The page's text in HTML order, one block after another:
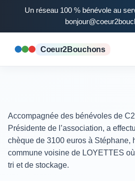
Un réseau 100 % bénévole au
Coeur2Bouchons
Accompagnée des bénévoles de
Présidente de l’association, a
chèque de 3100 euros à Stéphane,
commune voisine de LOYETTES
tri et de stockage.